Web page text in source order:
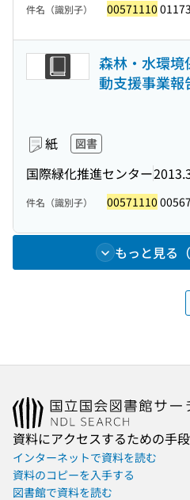
件名（識別子） 00571110
森林・水環境
動支援事業報
紙 図書
国際緑化推進センター
件名（識別子） 00571110
もっと見る
資料にアクセスするための手段
インターネットで資料を読む
資料のコピーを入手する
図書館で資料を読む